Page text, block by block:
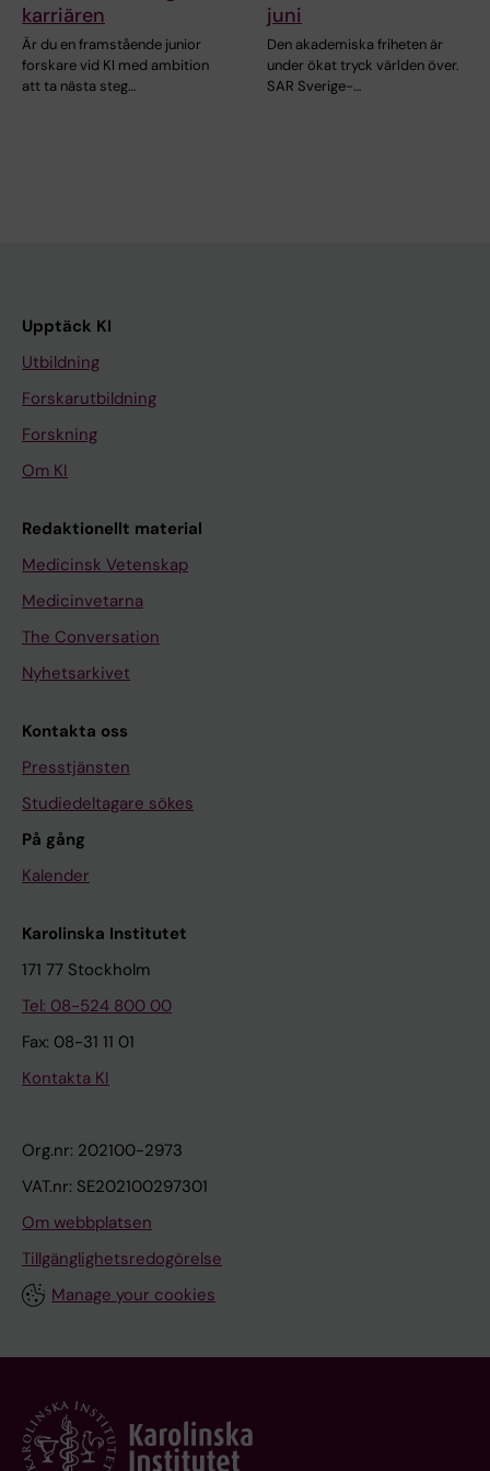
karriären
Är du en framstående junior
forskare vid KI med ambition
att ta nästa steg…
juni
Den akademiska friheten är
under ökat tryck världen över.
SAR Sverige-…
Upptäck KI
Utbildning
Forskarutbildning
Forskning
Om KI
Redaktionellt material
Medicinsk Vetenskap
Medicinvetarna
The Conversation
Nyhetsarkivet
Kontakta oss
Presstjänsten
Studiedeltagare sökes
På gång
Kalender
Karolinska Institutet
171 77 Stockholm
Tel: 08-524 800 00
Fax: 08-31 11 01
Kontakta KI
Org.nr: 202100-2973
VAT.nr: SE202100297301
Om webbplatsen
Tillgänglighetsredogörelse
Manage your cookies